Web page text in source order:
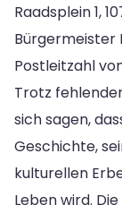
Raadsplein 1,
Bürgermeister
Postleitzahl
Trotz
sich sagen,
Geschichte,
kulturellen
Leben wird.